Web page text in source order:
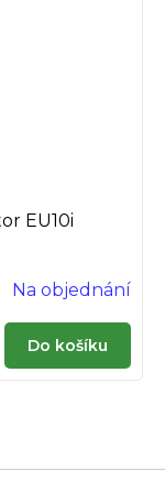
EU10i
Na objednání
Do košíku